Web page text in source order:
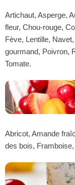
Artichaut, Asperge,
fleur, Chou-rouge,
Fève, Lentille,
gourmand, Poivron,
Tomate.
Abricot, Amande
des bois,